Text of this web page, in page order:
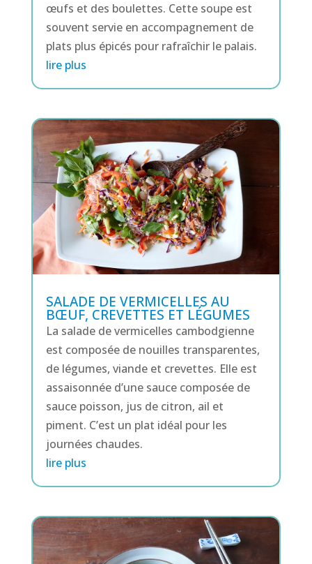
œufs et des boulettes. Cette soupe est
souvent servie en accompagnement de
plats plus épicés pour rafraîchir le palais.
lire plus
SALADE DE VERMICELLES AU
BŒUF, CREVETTES ET LÉGUMES
La salade de vermicelles cambodgienne
est composée de nouilles transparentes,
de légumes, viande et crevettes. Elle est
assaisonnée d’une sauce composée de
sauce poisson, jus de citron, ail et
piment. C’est un plat idéal pour les
journées chaudes.
lire plus